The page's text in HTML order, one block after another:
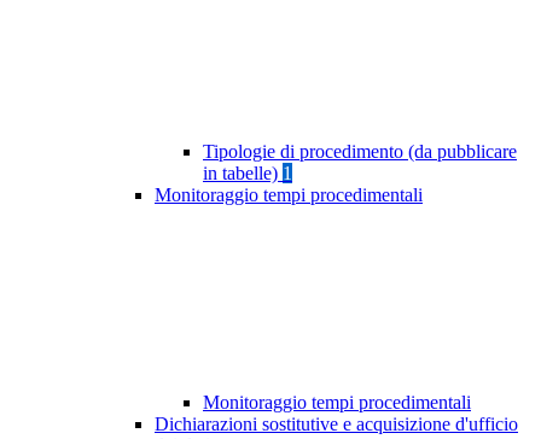
Tipologie di procedimento (da pubblicare
in tabelle) 1
Monitoraggio tempi procedimentali
Monitoraggio tempi procedimentali
Dichiarazioni sostitutive e acquisizione d'ufficio